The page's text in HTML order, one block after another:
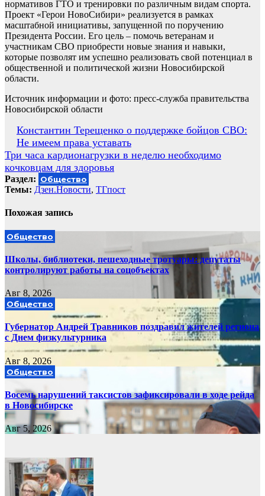
нормативов ГТО и тренировки по различным видам спорта.
Проект «Герои НовоСибири» реализуется в рамках
масштабной инициативы, запущенной по поручению
Президента России. Его цель – помочь ветеранам и
участникам СВО приобрести новые знания и навыки,
которые позволят им успешно реализовать свой потенциал в
общественной и политической жизни Новосибирской
области.
Источник информации и фото: пресс-служба правительства
Новосибирской области
Навигация
по
записям
Константин Терещенко о поддержке бойцов СВО:
Не имеем права уставать
Три часа кардионагрузки в неделю необходимо
кочковцам для здоровья
Раздел: Общество
Темы: Дзен.Новости, ТГпост
Похожая запись
Общество
Школы, библиотеки, пешеходные тротуары: депутаты
контролируют работы на соцобъектах
Авг 8, 2026
Общество
Губернатор Андрей Травников поздравил жителей региона
с Днем физкультурника
Авг 8, 2026
Общество
Восемь нарушений таксистов зафиксировали в ходе рейда
в Новосибирске
Авг 5, 2026